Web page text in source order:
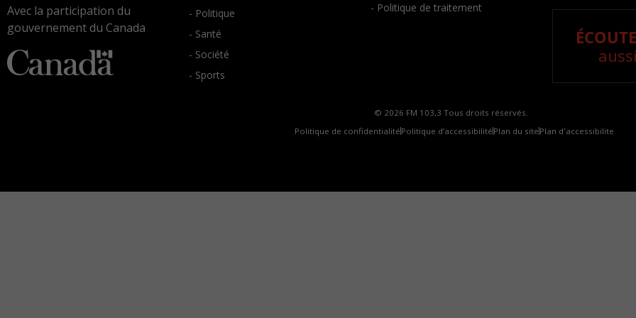
Avec la participation du
gouvernement du Canada
- Politique
- Santé
- Société
- Sports
- Politique de traitement
© 2026 FM 103,3 Tous droits réservés.
Politique de confidentialité Politique d’accessibilité Plan du site Plan d'accessibilite